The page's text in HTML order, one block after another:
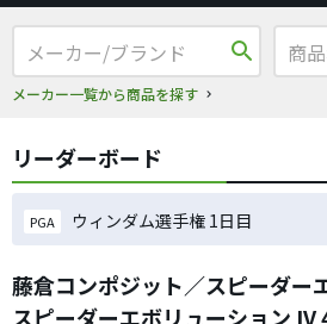
search
メーカー一覧から商品を探す
リーダーボード
PGA ウィンダム選手権 1日目
藤倉コンポジット／スピーダー
スピーダーエボリューション